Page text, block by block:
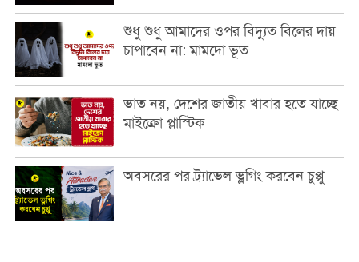
শুধু শুধু আমাদের ওপর বিদ্যুত বিলের দায়
চাপাবেন না: মামদো ভূত
ভাত নয়, দেশের জাতীয় খাবার হতে যাচ্ছে
মাইক্রো প্লাস্টিক
অবসরের পর ট্র্যাভেল ভ্লগিং করবেন চুপ্পু